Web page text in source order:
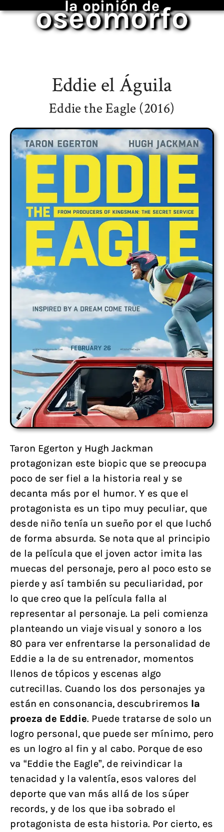
la opinión de
oseomorfo
Eddie el Águila
Eddie the Eagle (2016)
Taron Egerton y Hugh Jackman
protagonizan este biopic que se preocupa
poco de ser fiel a la historia real y se
decanta más por el humor. Y es que el
protagonista es un tipo muy peculiar, que
desde niño tenía un sueño por el que luchó
de forma absurda. Se nota que al principio
de la película que el joven actor imita las
muecas del personaje, pero al poco esto se
pierde y así también su peculiaridad, por
lo que creo que la película falla al
representar al personaje. La peli comienza
planteando un viaje visual y sonoro a los
80 para ver enfrentarse la personalidad de
Eddie a la de su entrenador, momentos
llenos de tópicos y escenas algo
cutrecillas. Cuando los dos personajes ya
están en consonancia, descubriremos la
proeza de Eddie. Puede tratarse de solo un
logro personal, que puede ser mínimo, pero
es un logro al fin y al cabo. Porque de eso
va “Eddie the Eagle”, de reivindicar la
tenacidad y la valentía, esos valores del
deporte que van más allá de los súper
records, y de los que iba sobrado el
protagonista de esta historia. Por cierto, es